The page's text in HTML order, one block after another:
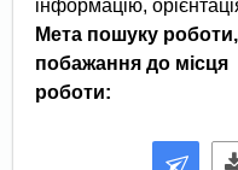
інформацію,
Мета пошуку роботи,
побажання до місця
роботи: